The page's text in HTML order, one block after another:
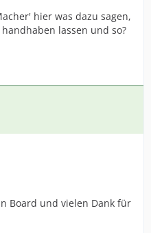
hier was dazu sagen,
lassen und so?
Board und vielen Dank für